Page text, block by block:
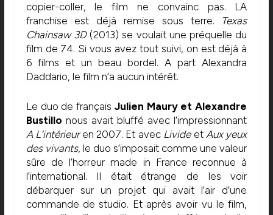
copier-coller, le film ne convainc pas. LA
franchise est déjà remise sous terre. Texas
Chainsaw 3D(2013) se voulait une préquelle du
film de 74. Si vous avez tout suivi, on est déjà à
6 films et un beau bordel. A part Alexandra
Daddario, le film n’a aucun intérêt.
Le duo de français Julien Maury et Alexandre
Bustillo nous avait bluffé avec l’impressionnant
A L’intérieuren 2007. Et avecLivideet Aux yeux
des vivants, le duo s’imposait comme une valeur
sûre de l’horreur made in France reconnue à
l’international. Il était étrange de les voir
débarquer sur un projet qui avait l’air d’une
commande de studio. Et après avoir vu le film,